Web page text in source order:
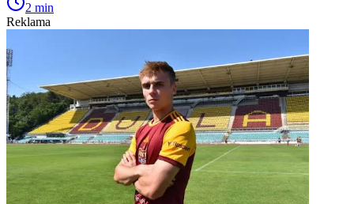
2 min
Reklama